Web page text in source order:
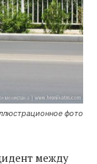
фото
между